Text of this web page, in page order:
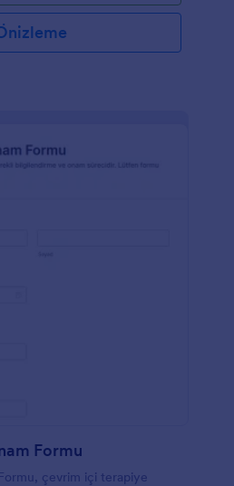
Formu
çevrim içi terapiye